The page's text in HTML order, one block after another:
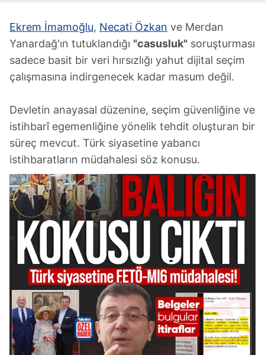
Ekrem İmamoğlu, Necati Özkan ve Merdan
Yanardağ'ın tutuklandığı "casusluk" soruşturması
sadece basit bir veri hırsızlığı yahut dijital seçim
çalışmasına indirgenecek kadar masum değil.
Devletin anayasal düzenine, seçim güvenliğine ve
istihbarî egemenliğine yönelik tehdit oluşturan bir
süreç mevcut. Türk siyasetine yabancı
istihbaratların müdahalesi söz konusu.